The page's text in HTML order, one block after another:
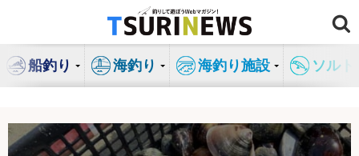
ン
ス
キ
船釣り 海釣り 海釣り施設 ソル